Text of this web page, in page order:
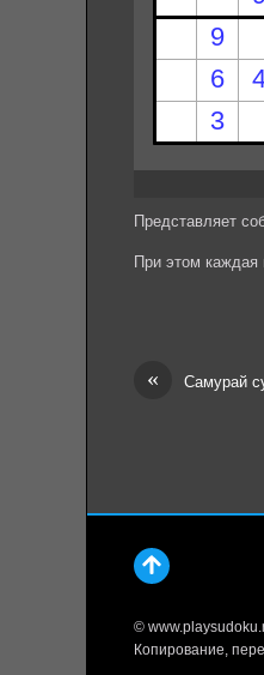
Представляет
При этом каждая
« Самурай
©
Копирование,